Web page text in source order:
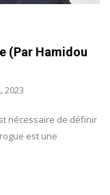
(Par Hamidou
2023
nécessaire de définir
est une